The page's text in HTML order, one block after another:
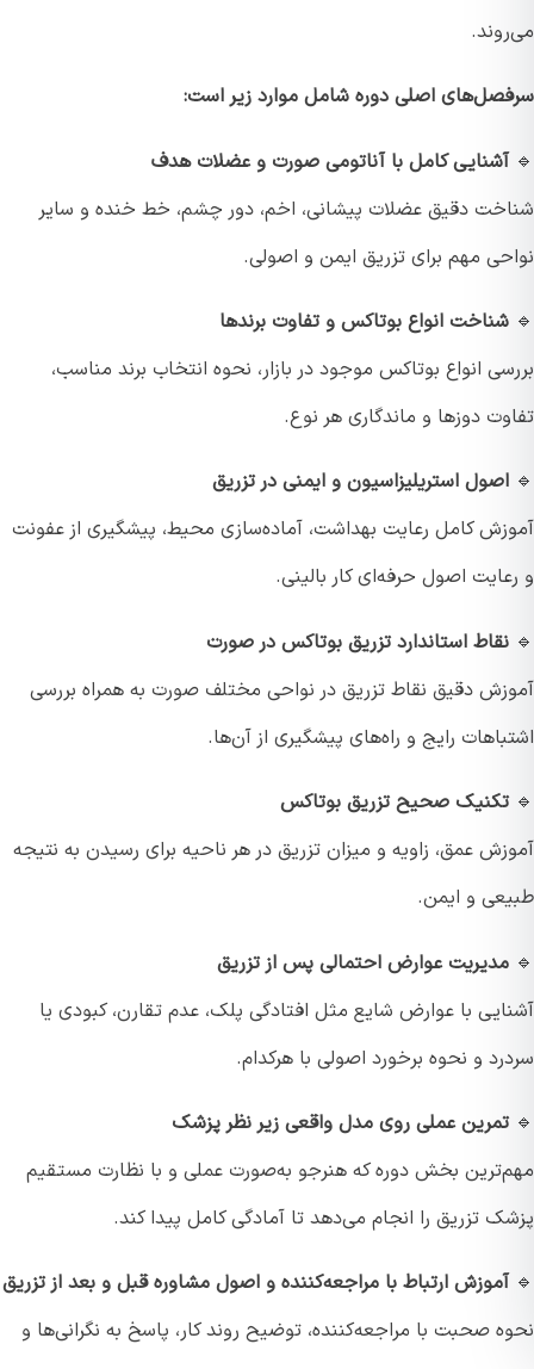
اصلی دوره شامل موارد زیر است:
آشنایی کامل با آناتومی صورت و عضلات هدف
دقیق عضلات پیشانی، اخم، دور چشم، خط خنده و سایر
مهم برای تزریق ایمن و اصولی.
شناخت انواع بوتاکس و تفاوت برندها
انواع بوتاکس موجود در بازار، نحوه انتخاب برند مناسب،
دوزها و ماندگاری هر نوع.
اصول استریلیزاسیون و ایمنی در تزریق
کامل رعایت بهداشت، آماده‌سازی محیط، پیشگیری از عفونت
اصول حرفه‌ای کار بالینی.
نقاط استاندارد تزریق بوتاکس در صورت
دقیق نقاط تزریق در نواحی مختلف صورت به همراه بررسی
رایج و راه‌های پیشگیری از آن‌ها.
تکنیک صحیح تزریق بوتاکس
عمق، زاویه و میزان تزریق در هر ناحیه برای رسیدن به نتیجه
و ایمن.
مدیریت عوارض احتمالی پس از تزریق
با عوارض شایع مثل افتادگی پلک، عدم تقارن، کبودی یا
و نحوه برخورد اصولی با هرکدام.
تمرین عملی روی مدل واقعی زیر نظر پزشک
بخش دوره که هنرجو به‌صورت عملی و با نظارت مستقیم
تزریق را انجام می‌دهد تا آمادگی کامل پیدا کند.
آموزش ارتباط با مراجعه‌کننده و اصول مشاوره قبل و بعد از تزریق
صحبت با مراجعه‌کننده، توضیح روند کار، پاسخ به نگرانی‌ها و